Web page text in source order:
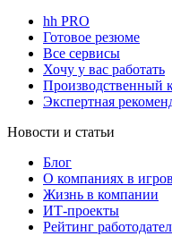
hh PRO
Готовое резюме
Все сервисы
Хочу у вас работать
Производственный
Экспертная
Новости и статьи
Блог
О компаниях в
Жизнь в компании
ИТ-проекты
Рейтинг